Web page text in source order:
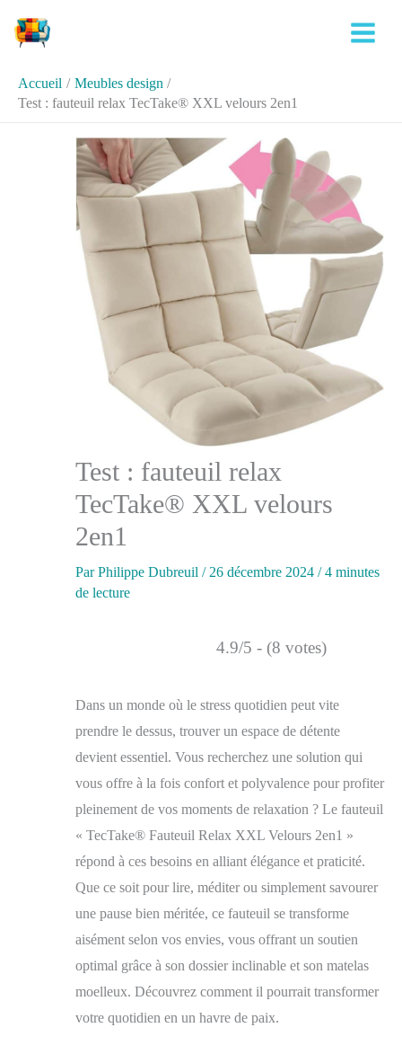
Accueil
Meubles design
Test : fauteuil relax TecTake® XXL velours 2en1
Test : fauteuil relax
TecTake® XXL velours
2en1
ParPhilippe Dubreuil / 26 décembre 2024 /4 minutes
de lecture
4.9/5 - (8 votes)
Dans un monde où le stress quotidien peut vite
prendre le dessus, trouver un espace de détente
devient essentiel. Vous recherchez une solution qui
vous offre à la fois confort et polyvalence pour profiter
pleinement de vos moments de relaxation ? Le fauteuil
« TecTake® Fauteuil Relax XXL Velours 2en1 »
répond à ces besoins en alliant élégance et praticité.
Que ce soit pour lire, méditer ou simplement savourer
une pause bien méritée, ce fauteuil se transforme
aisément selon vos envies, vous offrant un soutien
optimal grâce à son dossier inclinable et son matelas
moelleux. Découvrez comment il pourrait transformer
votre quotidien en un havre de paix.